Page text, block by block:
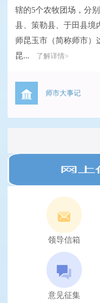
辖的5个农牧团场，分
县、策勒县、于田县境
师昆玉市（简称师市）
昆...
了解详情>
师市大事记
领导信箱
意见征集